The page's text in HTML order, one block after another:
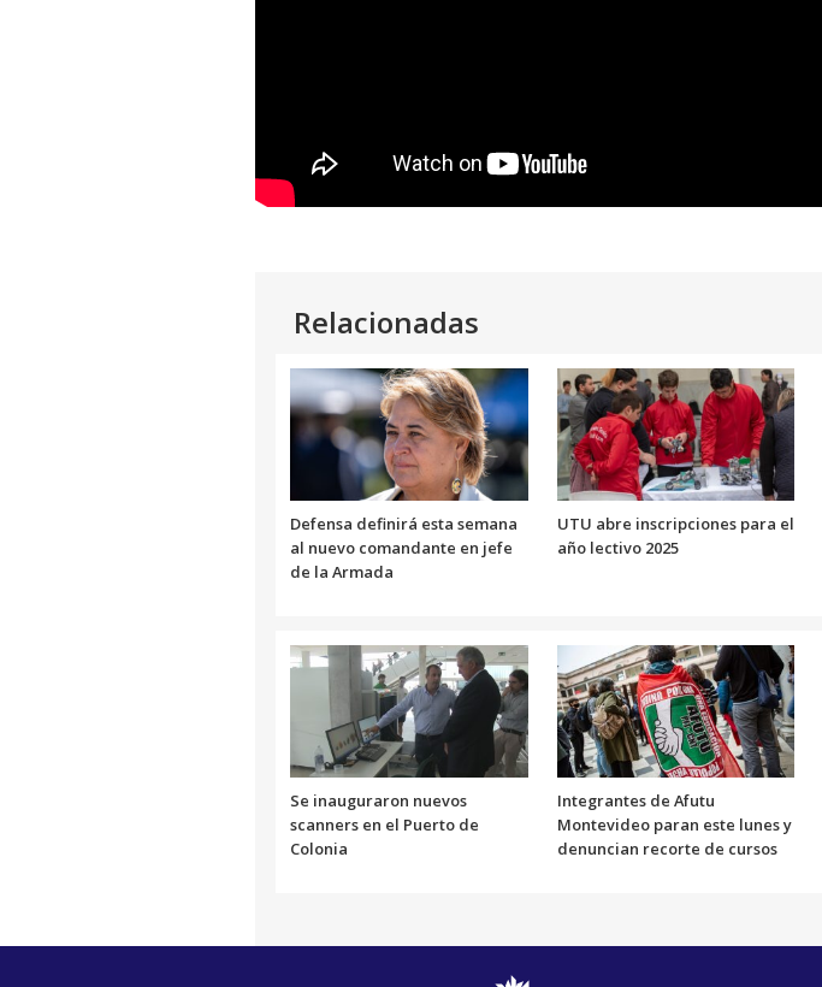
Relacionadas
Defensa definirá esta semana
al nuevo comandante en jefe
de la Armada
UTU abre inscripciones para el
año lectivo 2025
Se inauguraron nuevos
scanners en el Puerto de
Colonia
Integrantes de Afutu
Montevideo paran este lunes y
denuncian recorte de cursos